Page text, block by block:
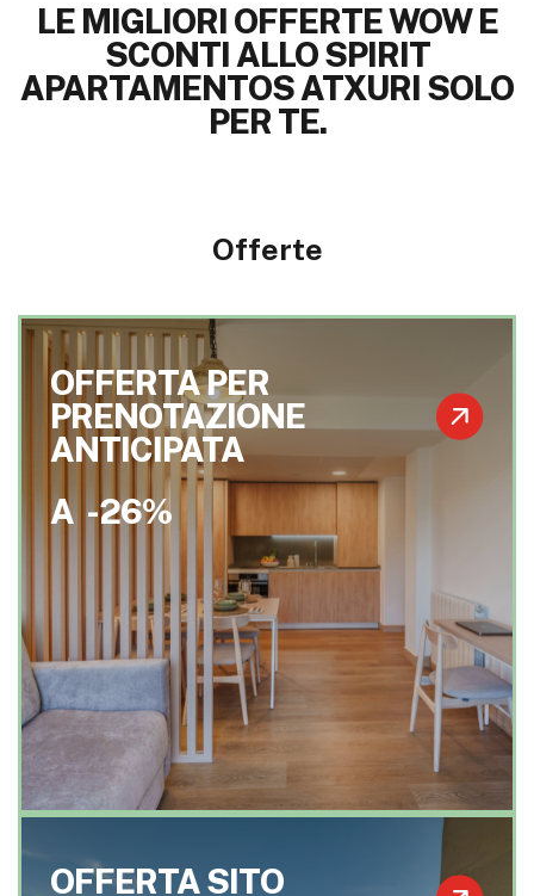
LE MIGLIORI OFFERTE WOW E
SCONTI ALLO SPIRIT
APARTAMENTOS ATXURI SOLO
PER TE.
Offerte
OFFERTA PER
PRENOTAZIONE
ANTICIPATA
A -26%
OFFERTA SITO